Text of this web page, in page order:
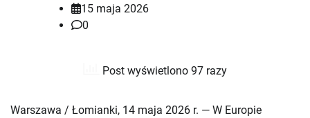
15 maja 2026
0
Post wyświetlono 97 razy
Warszawa / Łomianki, 14 maja 2026 r. — W Europie